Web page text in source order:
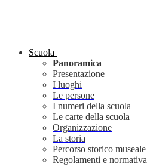
Scuola
Panoramica
Presentazione
I luoghi
Le persone
I numeri della scuola
Le carte della scuola
Organizzazione
La storia
Percorso storico museale
Regolamenti e normativa